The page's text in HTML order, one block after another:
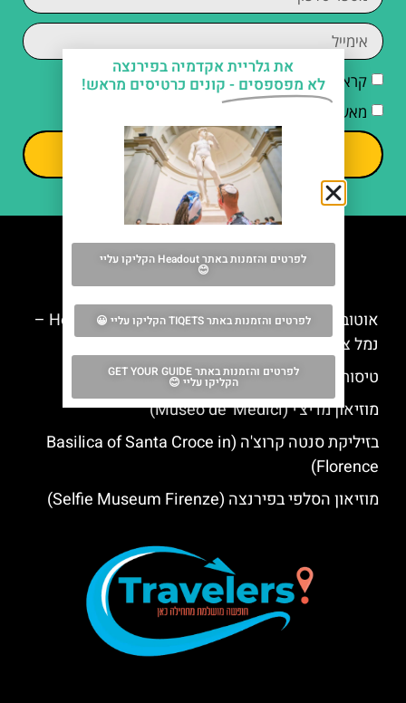
קראתי והסכמתי למדיניות הפרטיות
מאשר/ת קבלת דיוור וחומרים פרסומיים
שליחה
מה אסור לפספס
אוטובוס התיירים של צ'יוויטווקיה: Hop On Hop Off –
נמל צ'יוויטווקיה לרומא
טיסות לפירנצה מישראל
מוזיאון מדיצ'י (Museo de' Medici)
בזיליקת סנטה קרוצ'ה (Basilica of Santa Croce in
Florence)
מוזיאון הסלפי בפירנצה (Selfie Museum Firenze)
את גלריית אקדמיה בפירנצה
לא מפספסים - קונים כרטיסים מראש!
לפרטים והזמנות באתר Headout הקליקו עליי
😊
לפרטים והזמנות באתר TIQETS הקליקו עליי 😀
לפרטים והזמנות באתר GET YOUR GUIDE
הקליקו עליי 😊